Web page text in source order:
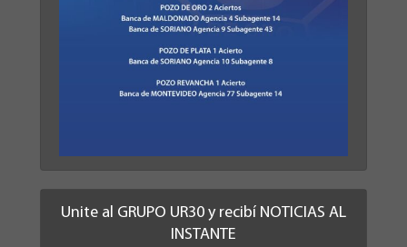
Unite al GRUPO UR30 y recibí NOTICIAS AL
INSTANTE